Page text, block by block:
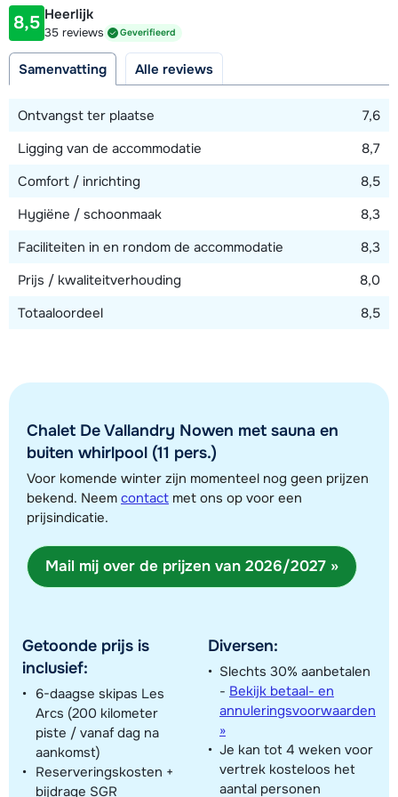
met een 2-persoonsbed (180 x 200) en één 4-persoons
slaapkamer met twee stapelbedden (100 x 200) en televisie.
Twee badkamers, waarvan één met bad en één met douche.
Twee aparte toiletten.
"Vallandry 74" is er een aparte garage/ski-omkleedruimte
met skischoenen-droger aanwezig.
Afstand tot piste
100 meter
Toon alle accommodaties in dit gebied
Deze kaart geeft een indicatie van de ligging van onze accommodaties. De
8,5 Heerlijk
35 reviews Geverifieerd
Samenvatting Alle reviews
Ontvangst ter plaatse
7,6
Ligging van de accommodatie
8,7
Comfort / inrichting
8,5
Hygiëne / schoonmaak
8,3
Faciliteiten in en rondom de accommodatie
8,3
Prijs / kwaliteitverhouding
8,0
Totaaloordeel
8,5
Chalet De Vallandry Nowen met sauna en
buiten whirlpool (11 pers.)
Voor komende winter zijn momenteel nog geen prijzen
bekend. Neem contact met ons op voor een
prijsindicatie.
Mail mij over de prijzen van 2026/2027 »
Getoonde prijs is
inclusief:
6-daagse skipas Les
Arcs (200 kilometer
piste / vanaf dag na
aankomst)
Reserveringskosten +
bijdrage SGR
Diversen:
Slechts 30% aanbetalen
- Bekijk betaal- en
annuleringsvoorwaarden
»
Je kan tot 4 weken voor
vertrek kosteloos het
aantal personen